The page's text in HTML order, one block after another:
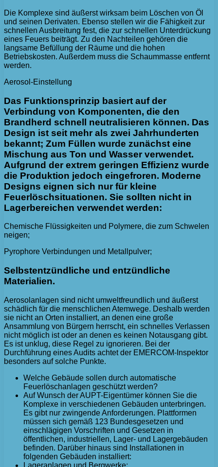
Die Komplexe sind äußerst wirksam beim Löschen von Öl
und seinen Derivaten. Ebenso stellen wir die Fähigkeit zur
schnellen Ausbreitung fest, die zur schnellen Unterdrückung
eines Feuers beiträgt. Zu den Nachteilen gehören die
langsame Befüllung der Räume und die hohen
Betriebskosten. Außerdem muss die Schaummasse entfernt
werden.
Aerosol-Einstellung
Das Funktionsprinzip basiert auf der
Verbindung von Komponenten, die den
Brandherd schnell neutralisieren können. Das
Design ist seit mehr als zwei Jahrhunderten
bekannt; Zum Füllen wurde zunächst eine
Mischung aus Ton und Wasser verwendet.
Aufgrund der extrem geringen Effizienz wurde
die Produktion jedoch eingefroren. Moderne
Designs eignen sich nur für kleine
Feuerlöschsituationen. Sie sollten nicht in
Lagerbereichen verwendet werden:
Chemische Flüssigkeiten und Polymere, die zum Schwelen
neigen;
Pyrophore Verbindungen und Metallpulver;
Selbstentzündliche und entzündliche
Materialien.
Aerosolanlagen sind nicht umweltfreundlich und äußerst
schädlich für die menschlichen Atemwege. Deshalb werden
sie nicht an Orten installiert, an denen eine große
Ansammlung von Bürgern herrscht, ein schnelles Verlassen
nicht möglich ist oder an denen es keinen Notausgang gibt.
Es ist unklug, diese Regel zu ignorieren. Bei der
Durchführung eines Audits achtet der EMERCOM-Inspektor
besonders auf solche Punkte.
Welche Gebäude sollen durch automatische
Feuerlöschanlagen geschützt werden?
Auf Wunsch der AUPT-Eigentümer können Sie die
Komplexe in verschiedenen Gebäuden unterbringen.
Es gibt nur zwingende Anforderungen. Plattformen
müssen sich gemäß 123 Bundesgesetzen und
einschlägigen Vorschriften und Gesetzen in
öffentlichen, industriellen, Lager- und Lagergebäuden
befinden. Darüber hinaus sind Installationen in
folgenden Gebäuden installiert:
Lageranlagen und Bergwerke;